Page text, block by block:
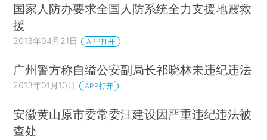
国家人防办要求全国人防系统全力支援地震救
援
2013年04月21日 APP打开
广州警方称自缢公安副局长祁晓林未违纪违法
2013年01月10日 APP打开
安徽黄山原市委常委汪建设因严重违纪违法被
查处